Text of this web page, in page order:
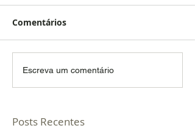
Comentários
Escreva um comentário
Posts Recentes